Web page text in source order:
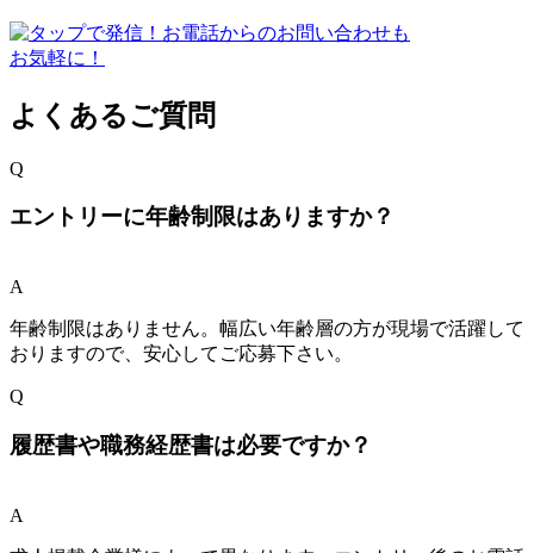
よくあるご質問
Q
エントリーに年齢制限はありますか？
A
年齢制限はありません。幅広い年齢層の方が現場で活躍して
おりますので、安心してご応募下さい。
Q
履歴書や職務経歴書は必要ですか？
A